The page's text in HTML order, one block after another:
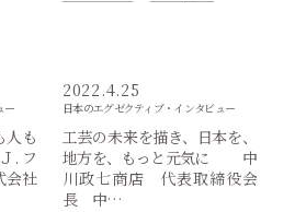
ー
人も
. フ
会社
2022.4.25
日本のエグゼクティブ・インタビュー
工芸の未来を描き、日本を、
地方を、もっと元気に 中
川政七商店 代表取締役会
長 中…